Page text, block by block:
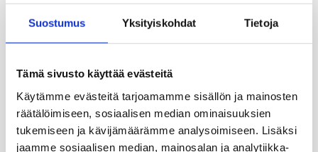
Suostumus Yksityiskohdat Tietoja
Tämä sivusto käyttää evästeitä
Käytämme evästeitä tarjoamamme sisällön ja mainosten
räätälöimiseen, sosiaalisen median ominaisuuksien
tukemiseen ja kävijämäärämme analysoimiseen. Lisäksi
jaamme sosiaalisen median, mainosalan ja analytiikka-
Metsäkeskus suunnitelemassa mahdollisia uusia